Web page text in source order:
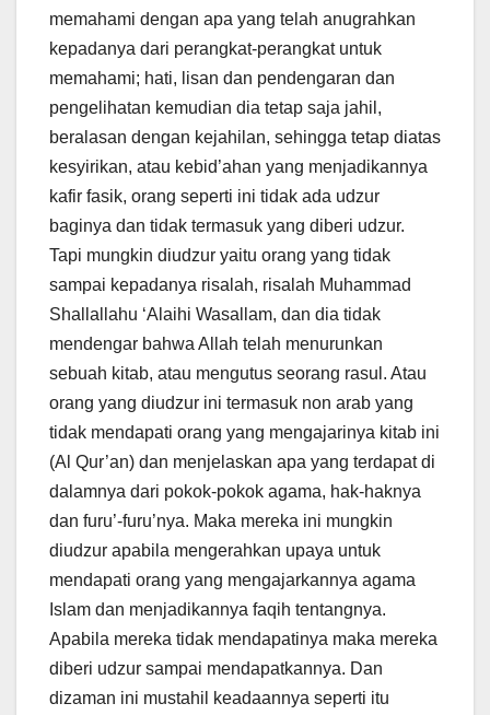
memahami dengan apa yang telah anugrahkan
kepadanya dari perangkat-perangkat untuk
memahami; hati, lisan dan pendengaran dan
pengelihatan kemudian dia tetap saja jahil,
beralasan dengan kejahilan, sehingga tetap diatas
kesyirikan, atau kebid’ahan yang menjadikannya
kafir fasik, orang seperti ini tidak ada udzur
baginya dan tidak termasuk yang diberi udzur.
Tapi mungkin diudzur yaitu orang yang tidak
sampai kepadanya risalah, risalah Muhammad
Shallallahu ‘Alaihi Wasallam, dan dia tidak
mendengar bahwa Allah telah menurunkan
sebuah kitab, atau mengutus seorang rasul. Atau
orang yang diudzur ini termasuk non arab yang
tidak mendapati orang yang mengajarinya kitab ini
(Al Qur’an) dan menjelaskan apa yang terdapat di
dalamnya dari pokok-pokok agama, hak-haknya
dan furu’-furu’nya. Maka mereka ini mungkin
diudzur apabila mengerahkan upaya untuk
mendapati orang yang mengajarkannya agama
Islam dan menjadikannya faqih tentangnya.
Apabila mereka tidak mendapatinya maka mereka
diberi udzur sampai mendapatkannya. Dan
dizaman ini mustahil keadaannya seperti itu